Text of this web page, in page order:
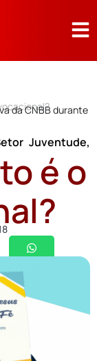
da CNBB durante
Juventude,
é o